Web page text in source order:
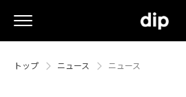
トップ ニュース ニュース